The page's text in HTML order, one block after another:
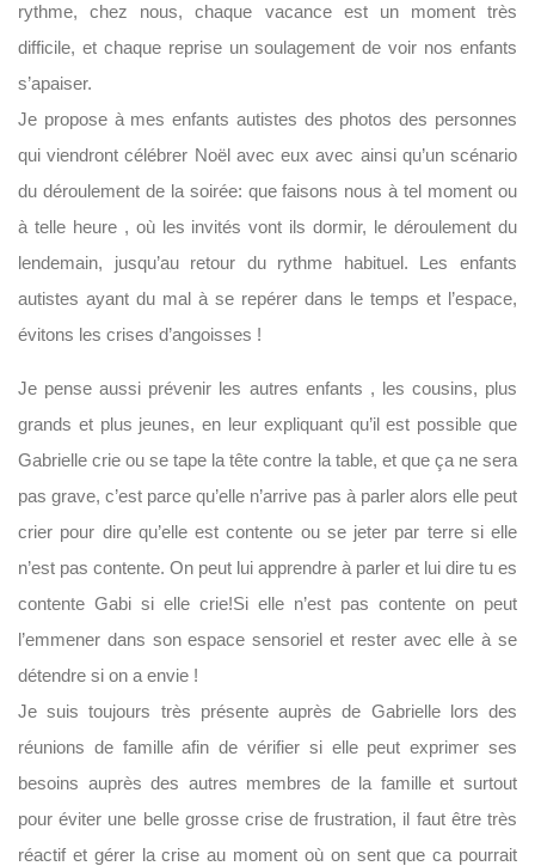
rythme, chez nous, chaque vacance est un moment très
difficile, et chaque reprise un soulagement de voir nos enfants
s’apaiser.
Je propose à mes enfants autistes des photos des personnes
qui viendront célébrer Noël avec eux avec ainsi qu’un scénario
du déroulement de la soirée: que faisons nous à tel moment ou
à telle heure , où les invités vont ils dormir, le déroulement du
lendemain, jusqu’au retour du rythme habituel. Les enfants
autistes ayant du mal à se repérer dans le temps et l’espace,
évitons les crises d’angoisses !
Je pense aussi prévenir les autres enfants , les cousins, plus
grands et plus jeunes, en leur expliquant qu’il est possible que
Gabrielle crie ou se tape la tête contre la table, et que ça ne sera
pas grave, c’est parce qu’elle n’arrive pas à parler alors elle peut
crier pour dire qu’elle est contente ou se jeter par terre si elle
n’est pas contente. On peut lui apprendre à parler et lui dire tu es
contente Gabi si elle crie!Si elle n’est pas contente on peut
l’emmener dans son espace sensoriel et rester avec elle à se
détendre si on a envie !
Je suis toujours très présente auprès de Gabrielle lors des
réunions de famille afin de vérifier si elle peut exprimer ses
besoins auprès des autres membres de la famille et surtout
pour éviter une belle grosse crise de frustration, il faut être très
réactif et gérer la crise au moment où on sent que ca pourrait